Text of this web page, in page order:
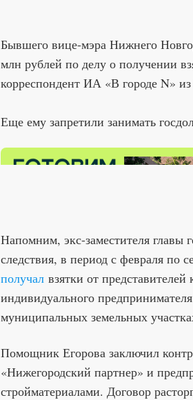
Бывшего вице-мэра Нижнего
млн рублей по делу о получении
корреспондент ИА «В городе N»
Еще ему запретили занимать
Напомним, экс-заместителя главы
следствия, в период с февраля по
получал взятки от
индивидуального
муниципальных земельных
Помощник Егорова заключил
«Нижегородский партнер» и
стройматериалами. Договор